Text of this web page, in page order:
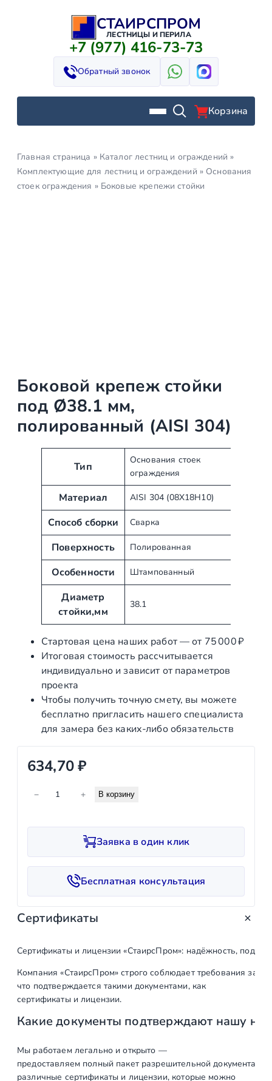
СТАИРСПРОМ
ЛЕСТНИЦЫ И ПЕРИЛА
+7 (977) 416-73-73
Обратный звонок
Корзина
Главная страница » Каталог лестниц и ограждений »
Комплектующие для лестниц и ограждений » Основания
стоек ограждения » Боковые крепежи стойки
Боковой крепеж стойки
под Ø38.1 мм,
полированный (AISI 304)
р
б
у
т
ы
а
ч
е
н
и
е
Тип
Основания стоек
ограждения
Материал AISI 304 (08Х18Н10)
Способ сборки Сварка
Поверхность Полированная
Особенности Штампованный
Диаметр
стойки,мм
38.1
Стартовая цена наших работ — от 75 000 ₽
Итоговая стоимость рассчитывается
индивидуально и зависит от параметров
проекта
Чтобы получить точную смету, вы можете
бесплатно пригласить нашего специалиста
для замера без каких‑либо обязательств
634,70₽
е
в
о
о
а
р
а
Б
к
о
− + В корзину
Заявка в один клик
Бесплатная консультация
Сертификаты
Сертификаты и лицензии «СтаирсПром»: надёжность,
Компания «СтаирсПром» строго соблюдает требования
что подтверждается такими документами, как
сертификаты и лицензии.
Какие документы подтверждают нашу
Мы работаем легально и открыто —
предоставляем полный пакет разрешительной
различные сертификаты и лицензии, которые можно